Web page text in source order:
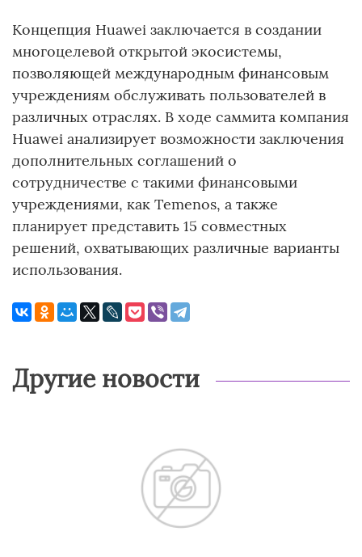
Концепция Huawei заключается в создании
многоцелевой открытой экосистемы,
позволяющей международным финансовым
учреждениям обслуживать пользователей в
различных отраслях. В ходе саммита компания
Huawei анализирует возможности заключения
дополнительных соглашений о
сотрудничестве с такими финансовыми
учреждениями, как Temenos, а также
планирует представить 15 совместных
решений, охватывающих различные варианты
использования.
Другие новости